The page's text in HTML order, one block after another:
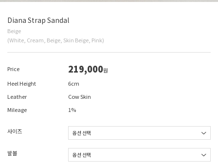
Diana Strap Sandal
Beige
(White, Cream, Beige, Skin Beige, Pink)
Price 219,000원
Heel Height
6cm
Leather
Cow Skin
Mileage
1%
사이즈
발볼